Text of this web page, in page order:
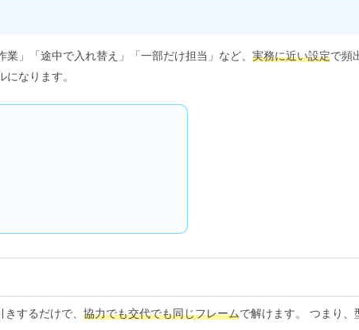
」「途中で入れ替え」「一部だけ担当」など、 実務に近い設定で頻
なります。
するだけで、 協力でも交代でも同じフレームで解けます。 つまり、